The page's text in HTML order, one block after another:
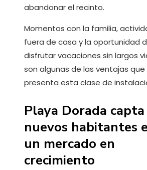
abandonar el recinto.
Momentos con la familia,
fuera de casa y la oportunidad
disfrutar vacaciones sin largos
son algunas de las ventajas que
presenta esta clase de
Playa Dorada capta
nuevos habitantes
un mercado en
crecimiento